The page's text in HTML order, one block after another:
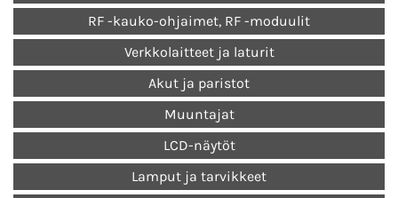
RF -kauko-ohjaimet, RF -moduulit
Verkkolaitteet ja laturit
Akut ja paristot
Muuntajat
LCD-näytöt
Lamput ja tarvikkeet